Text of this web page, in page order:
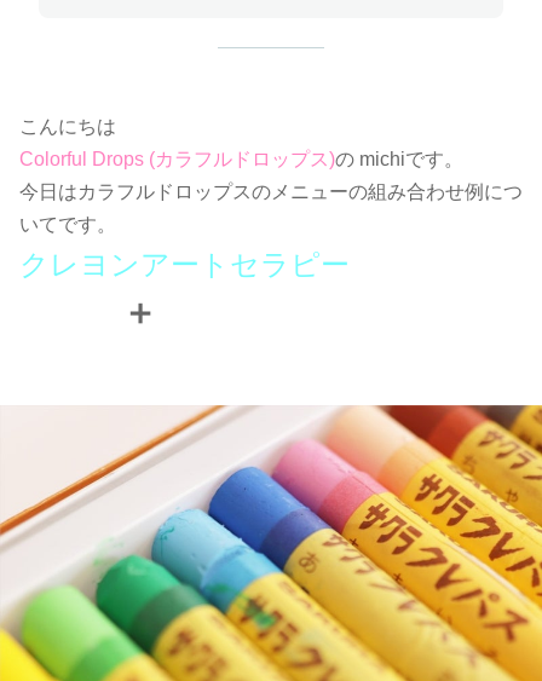
こんにちは
Colorful Drops (カラフルドロップス)の michiです。
今日はカラフルドロップスのメニューの組み合わせ例につ
いてです。
クレヨンアートセラピー
➕